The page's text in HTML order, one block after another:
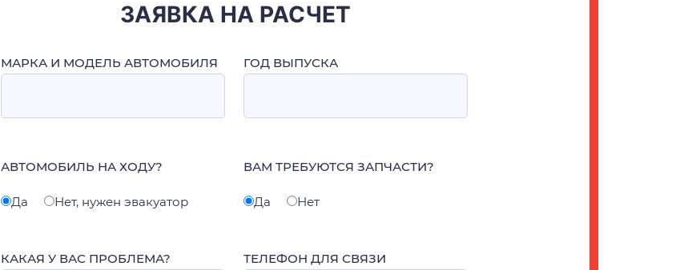
ЗАЯВКА НА РАСЧЕТ
МАРКА И МОДЕЛЬ АВТОМОБИЛЯ ГОД ВЫПУСКА
АВТОМОБИЛЬ НА ХОДУ?
Да Нет, нужен эвакуатор
ВАМ ТРЕБУЮТСЯ ЗАПЧАСТИ?
Да Нет
КАКАЯ У ВАС ПРОБЛЕМА? ТЕЛЕФОН ДЛЯ СВЯЗИ